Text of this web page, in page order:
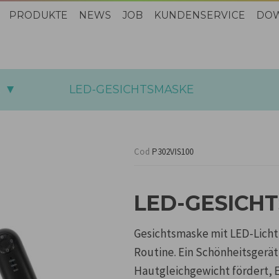
PRODUKTE NEWS JOB KUNDENSERVICE
LED-GESICHTSMASKE
Cod P302VIS100
LED-
Gesichtsmaske mit LED-
Routine. Ein
Hautgleichgewicht fördert,